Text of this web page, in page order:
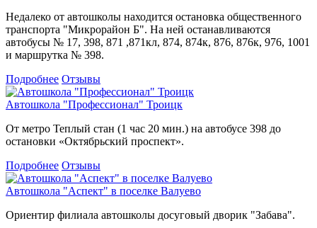
Недалеко от автошколы находится остановка общественного
транспорта "Микрорайон Б". На ней останавливаются
автобусы № 17, 398, 871 ,871кл, 874, 874к, 876, 876к, 976, 1001
и маршрутка № 398.
Подробнее Отзывы
Автошкола "Профессионал" Троицк
От метро Теплый стан (1 час 20 мин.) на автобусе 398 до
остановки «Октябрьский проспект».
Подробнее Отзывы
Автошкола "Аспект" в поселке Валуево
Ориентир филиала автошколы досуговый дворик "Забава".